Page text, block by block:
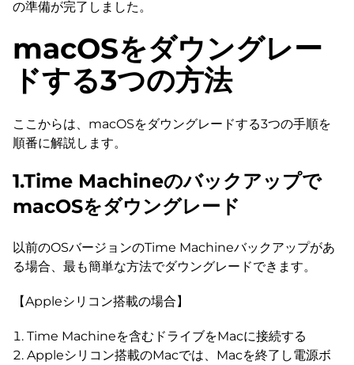
の準備が完了しました。
macOSをダウングレー
ドする3つの方法
ここからは、macOSをダウングレードする3つの手順を
順番に解説します。
1.Time Machineのバックアップで
macOSをダウングレード
以前のOSバージョンのTime Machineバックアップがあ
る場合、最も簡単な方法でダウングレードできます。
【Appleシリコン搭載の場合】
Time Machineを含むドライブをMacに接続する
Appleシリコン搭載のMacでは、Macを終了し電源ボ